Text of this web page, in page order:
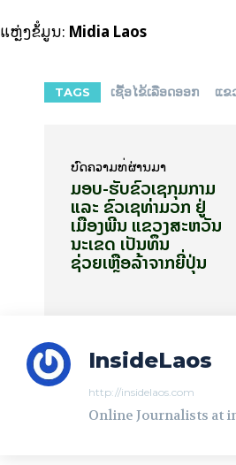
ແຫຼ່ງຂ້ໍມູນ: Midia Laos
TAGS ເຊື້ອໄຂ້ເລືອດອອກ ແຂ
ບົດ​ຄວາມ​ທີ່​ຜ່ານ​ມາ
ມອບ-ຮັບຂົວເຊກຸມກາມ
ແລະ ຂົວເຊທ່າມວກ ຢູ່
ເມືອງພີນ ແຂວງສະຫວັນ
ນະເຂດ ເປັນທຶນ
ຊ່ວຍເຫຼືອລ້າຈາກຍີ່ປຸ່ນ
InsideLaos
http://insidelaos.com
Online Journalists at